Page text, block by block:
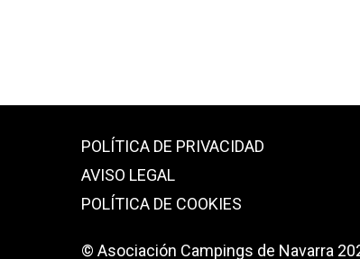
POLÍTICA DE PRIVACIDAD
AVISO LEGAL
POLÍTICA DE COOKIES
© Asociación Campings de Navarra